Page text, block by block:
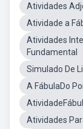
Atividades
Atividade a
Atividades
Fundamental
Simulado De
A FábulaDo
Atividades